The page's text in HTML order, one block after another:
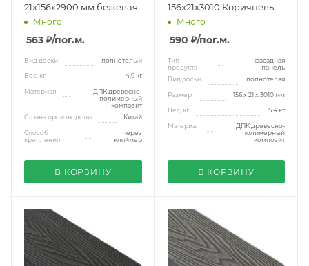
21х156х2900 мм бежевая
Много
563 ₽/пог.м.
Вид доски полнотелый
Вес, кг 4,9 кг
Материал
ДПК древесно-
полимерный
композит
Страна производства
Китай
Способ
крепления
через
кляймер
В КОРЗИНУ
156х21х3010 Коричневый
3DМного
590 ₽/пог.м.
Тип
продукта
фасадная
панель
Вид доски
полнотелая
Размер 156 х 21 x 3010 мм
Вес, кг 5.4 кг
Материал
ДПК древесно-
полимерный
композит
В КОРЗИНУ